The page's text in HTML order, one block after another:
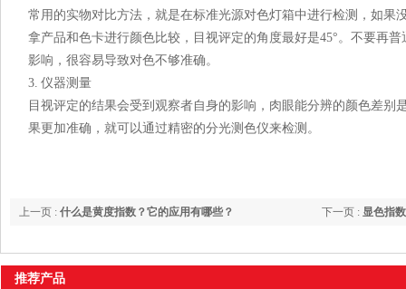
常用的实物对比方法，就是在标准光源对色灯箱中进行检测，如果
拿产品和色卡进行颜色比较，目视评定的角度最好是45°。不要
影响，很容易导致对色不够准确。
3. 仪器测量
目视评定的结果会受到观察者自身的影响，肉眼能分辨的颜色差别
果更加准确，就可以通过精密的分光测色仪来检测。
下一页 : 显色指
上一页 : 什么是黄度指数？它的应用有哪些？
推荐产品